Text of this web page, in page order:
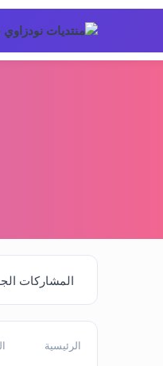
المشاركات
الرئيسية